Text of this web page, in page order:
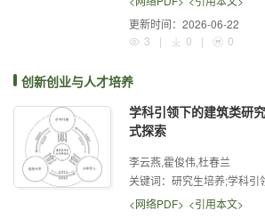
更新时间： 2026-06-22
3
| 0 | 0
创新创业与人才培养
学科引领下的建筑类研
式探索
李云燕,霍俊伟,杜春兰
关键词： 研究生培养;学科引
<网络PDF> <引用本文>